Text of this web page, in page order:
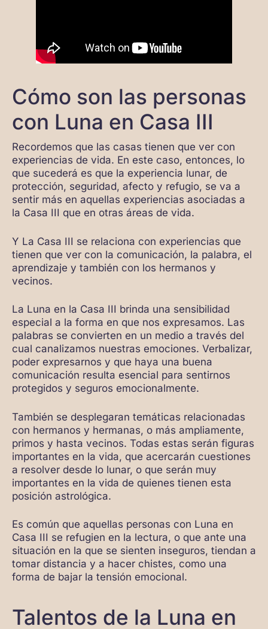
Cómo son las personas
con Luna en Casa III
Recordemos que las casas tienen que ver con
experiencias de vida. En este caso, entonces, lo
que sucederá es que la experiencia lunar, de
protección, seguridad, afecto y refugio, se va a
sentir más en aquellas experiencias asociadas a
la Casa III que en otras áreas de vida.
Y La Casa III se relaciona con experiencias que
tienen que ver con la comunicación, la palabra, el
aprendizaje y también con los hermanos y
vecinos.
La Luna en la Casa III brinda una sensibilidad
especial a la forma en que nos expresamos. Las
palabras se convierten en un medio a través del
cual canalizamos nuestras emociones. Verbalizar,
poder expresarnos y que haya una buena
comunicación resulta esencial para sentirnos
protegidos y seguros emocionalmente.
También se desplegaran temáticas relacionadas
con hermanos y hermanas, o más ampliamente,
primos y hasta vecinos. Todas estas serán figuras
importantes en la vida, que acercarán cuestiones
a resolver desde lo lunar, o que serán muy
importantes en la vida de quienes tienen esta
posición astrológica.
Es común que aquellas personas con Luna en
Casa III se refugien en la lectura, o que ante una
situación en la que se sienten inseguros, tiendan a
tomar distancia y a hacer chistes, como una
forma de bajar la tensión emocional.
Talentos de la Luna en